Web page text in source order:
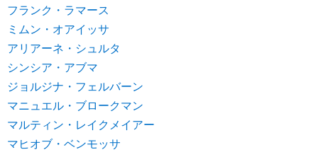
フランク・ラマース
ミムン・オアイッサ
アリアーネ・シュルタ
シンシア・アブマ
ジョルジナ・フェルバーン
マニュエル・ブロークマン
マルティン・レイクメイアー
マヒオブ・ベンモッサ